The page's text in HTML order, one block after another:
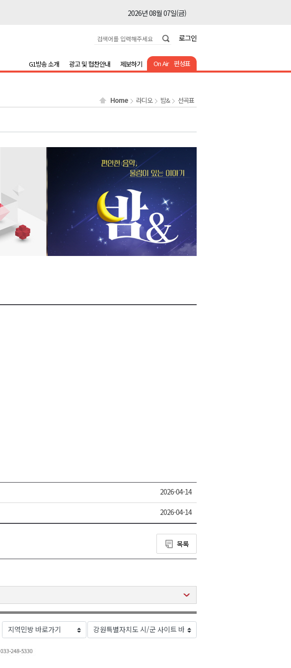
2026년 08월 07일(금)
2026년 08월 07일(금)
2026년 08월 07일(금)
2026년 08월 07일(금)
2026년 08월 07일(금)
2026년 08월 07일(금)
2026년 08월 07일(금)
2026년 08월 07일(금)
2026년 08월 07일(금)
2026년 08월 07일(금)
2026년 08월 07일(금)
로그인
On Air 편성표
G1방송 소개 광고 및 협찬안내 제보하기
Home 라디오 밤& 선곡표
2026-04-14
2026-04-14
목록